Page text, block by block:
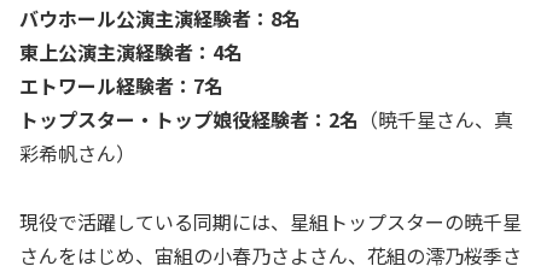
バウホール公演主演経験者：8名
東上公演主演経験者：4名
エトワール経験者：7名
トップスター・トップ娘役経験者：2名 （暁千星さん、真
彩希帆さん）
現役で活躍している同期には、星組トップスターの暁千星
さんをはじめ、宙組の小春乃さよさん、花組の澪乃桜季さ